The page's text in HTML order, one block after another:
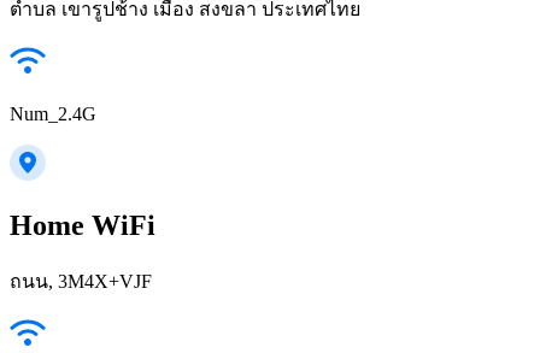
ตำบล เขารูปช้าง เมือง สงขลา ประเทศไทย
Num_2.4G
Home WiFi
ถนน, 3M4X+VJF